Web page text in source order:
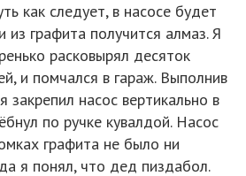
как следует, в насосе будет
из графита получится алмаз. Я
расковырял десяток
и помчался в гараж. Выполнив
закрепил насос вертикально в
по ручке кувалдой. Насос
графита не было ни
я понял, что дед пиздабол.